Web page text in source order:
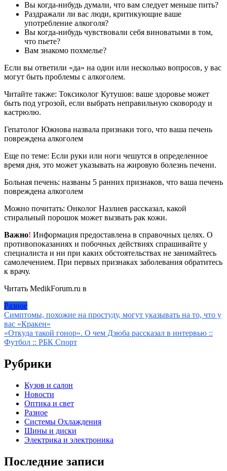
Вы когда-нибудь думали, что вам следует меньше пить?
Раздражали ли вас люди, критикующие ваше
употребление алкоголя?
Вы когда-нибудь чувствовали себя виноватыми в том,
что пьете?
Вам знакомо похмелье?
Если вы ответили «да» на один или несколько вопросов, у вас
могут быть проблемы с алкоголем.
Читайте также: Токсиколог Кутушов: ваше здоровье может
быть под угрозой, если выбрать неправильную сковороду и
кастрюлю.
Гепатолог Южнова назвала признаки того, что ваша печень
повреждена алкоголем
Еще по теме: Если руки или ноги чешутся в определенное
время дня, это может указывать на жировую болезнь печени.
Больная печень: названы 5 ранних признаков, что ваша печень
повреждена алкоголем
Можно почитать: Онколог Назлиев рассказал, какой
стиральный порошок может вызвать рак кожи.
Важно! Информация предоставлена в справочных целях. О
противопоказаниях и побочных действиях спрашивайте у
специалиста и ни при каких обстоятельствах не занимайтесь
самолечением. При первых признаках заболевания обратитесь
к врачу.
Читать MedikForum.ru в
Разное
Навигация
по
записям
Симптомы, похожие на простуду, могут указывать на то, что у
вас «Кракен»
«Откуда такой гонор». О чем Дзюба рассказал в интервью ::
Футбол :: РБК Спорт
Рубрики
Кузов и салон
Новости
Оптика и свет
Разное
Системы Охлаждения
Шины и диски
Электрика и электроника
Последние записи